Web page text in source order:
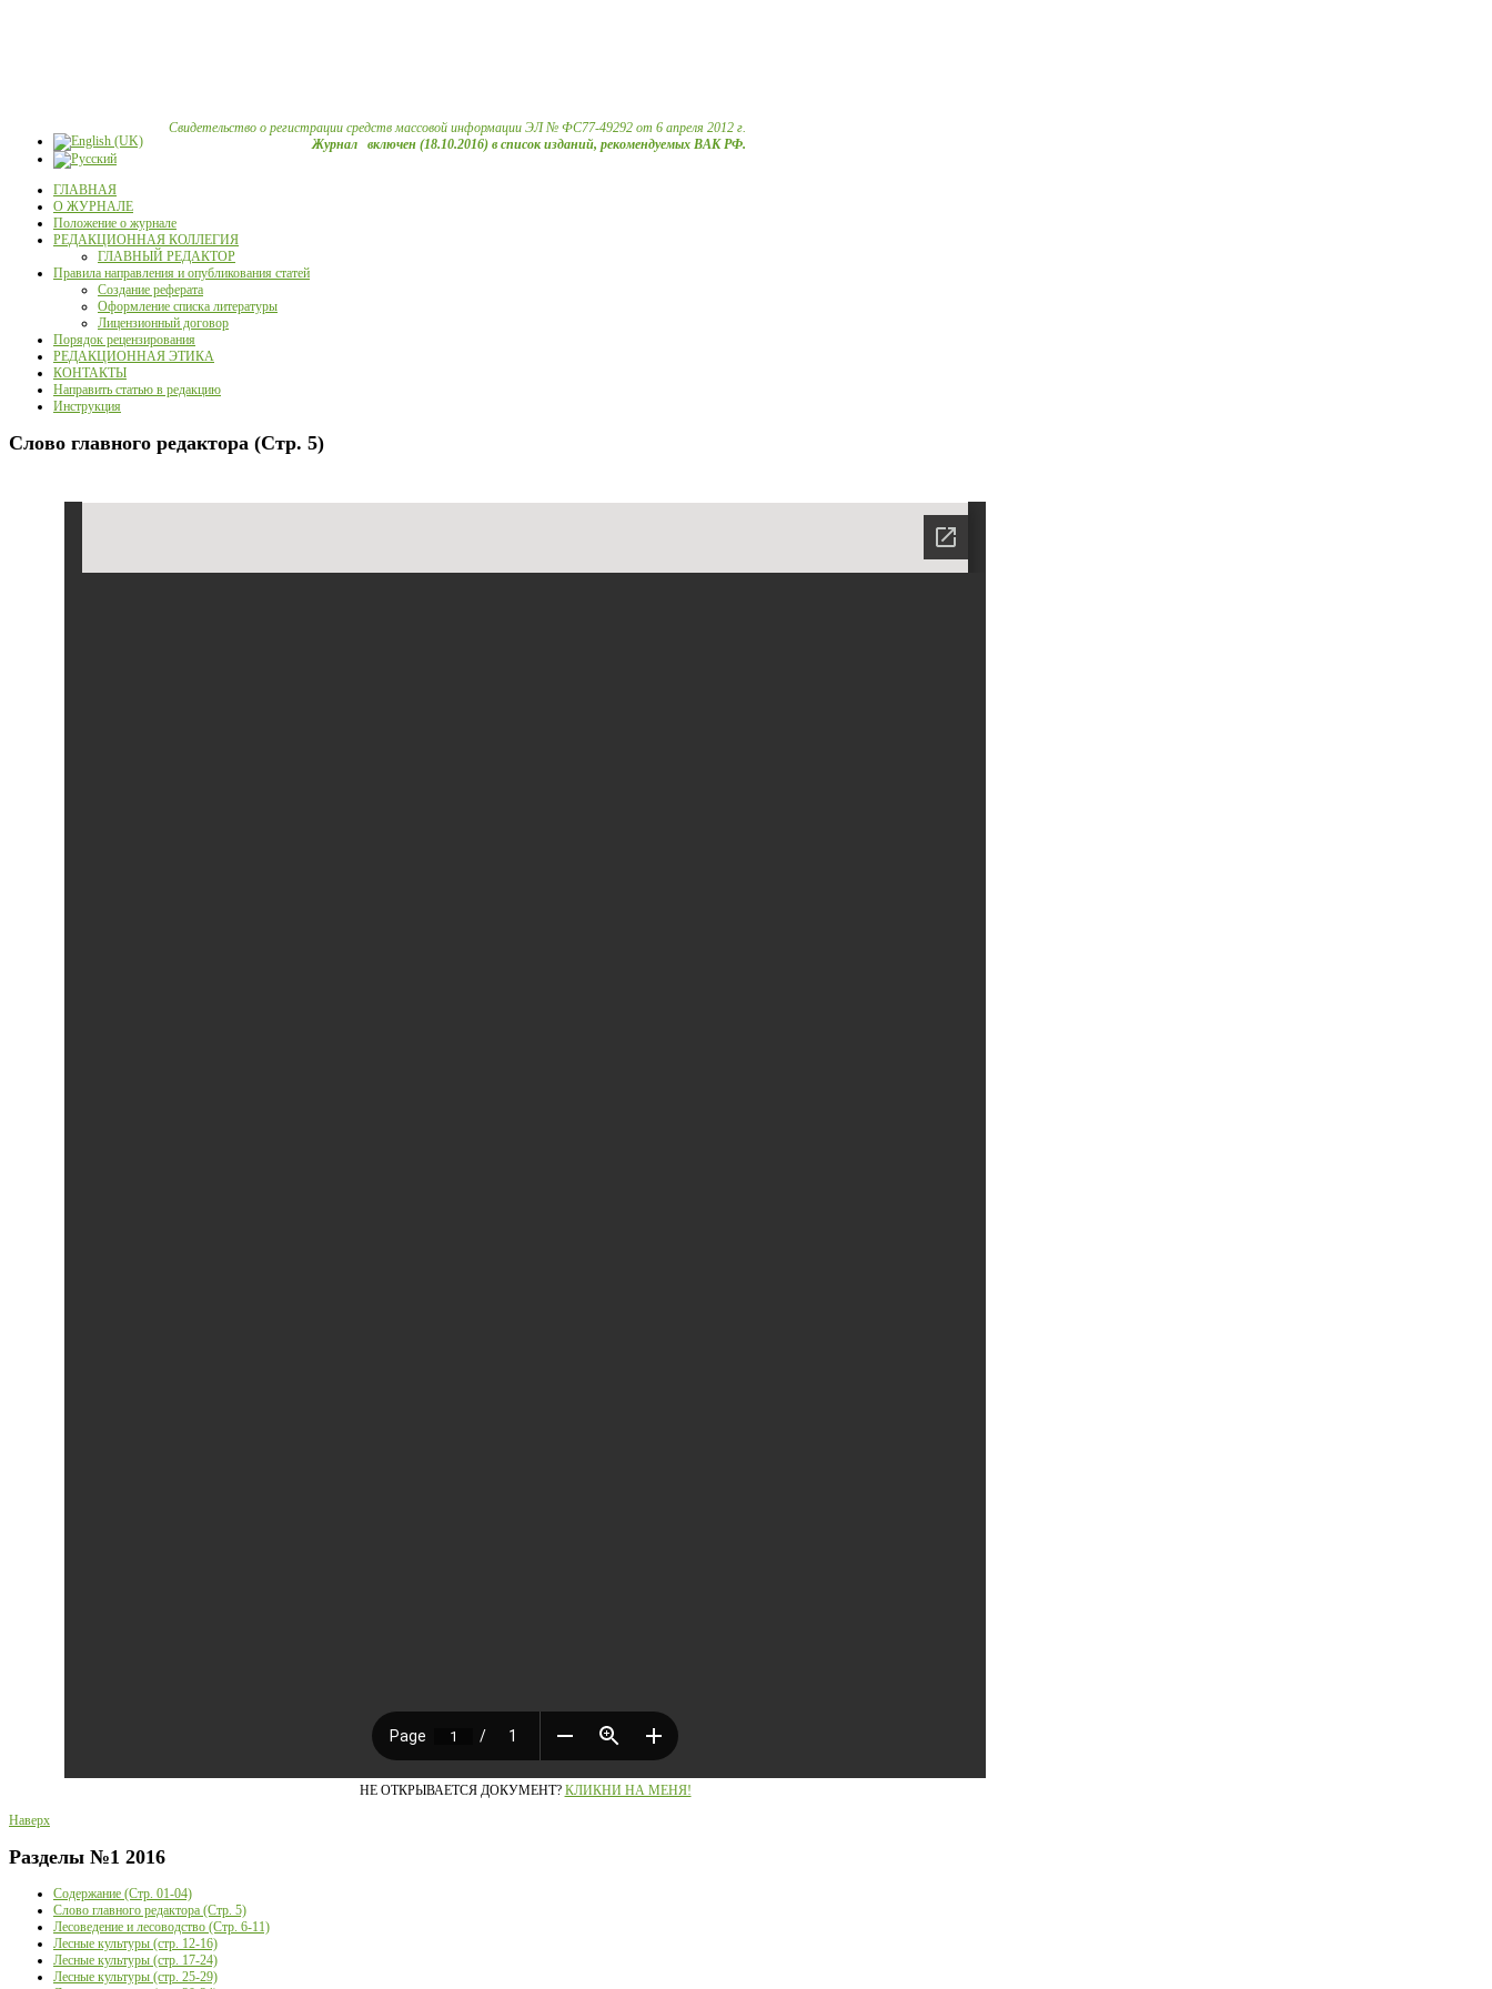
Свидетельство о регистрации средств массовой информации ЭЛ № ФС77-49292 от 6 апреля 2012 г.
Журнал включен (18.10.2016) в список изданий, рекомендуемых ВАК РФ.
ГЛАВНАЯ
О ЖУРНАЛЕ
Положение о журнале
РЕДАКЦИОННАЯ КОЛЛЕГИЯ
ГЛАВНЫЙ РЕДАКТОР
Правила направления и опубликования статей
Создание реферата
Оформление списка литературы
Лицензионный договор
Порядок рецензирования
РЕДАКЦИОННАЯ ЭТИКА
КОНТАКТЫ
Направить статью в редакцию
Инструкция
Слово главного редактора (Стр. 5)
НЕ ОТКРЫВАЕТСЯ ДОКУМЕНТ? КЛИКНИ НА МЕНЯ!
Наверх
Разделы №1 2016
Содержание (Стр. 01-04)
Слово главного редактора (Стр. 5)
Лесоведение и лесоводство (Стр. 6-11)
Лесные культуры (стр. 12-16)
Лесные культуры (стр. 17-24)
Лесные культуры (стр. 25-29)